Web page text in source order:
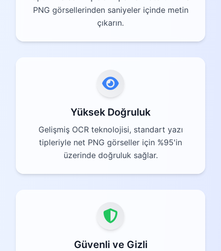
PNG görsellerinden saniyeler içinde metin
çıkarın.
Yüksek Doğruluk
Gelişmiş OCR teknolojisi, standart yazı
tipleriyle net PNG görseller için %95'in
üzerinde doğruluk sağlar.
Güvenli ve Gizli